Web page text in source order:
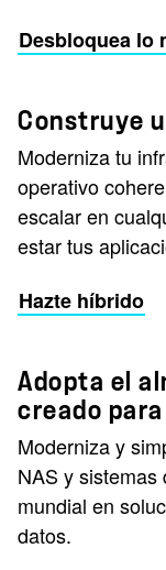
Desbloquea lo
Construye
Moderniza tu
operativo
escalar en
estar tus
Hazte híbrido
Adopta el
creado
Moderniza y
NAS y
mundial en
datos.